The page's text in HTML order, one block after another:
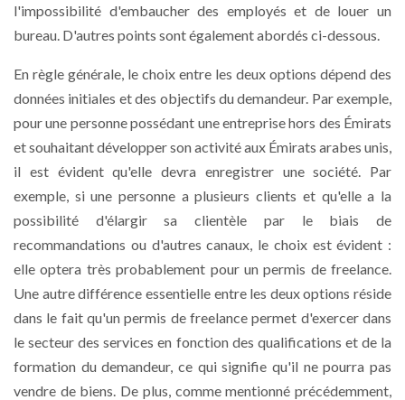
l'impossibilité d'embaucher des employés et de louer un
bureau. D'autres points sont également abordés ci-dessous.
En règle générale, le choix entre les deux options dépend des
données initiales et des objectifs du demandeur. Par exemple,
pour une personne possédant une entreprise hors des Émirats
et souhaitant développer son activité aux Émirats arabes unis,
il est évident qu'elle devra enregistrer une société. Par
exemple, si une personne a plusieurs clients et qu'elle a la
possibilité d'élargir sa clientèle par le biais de
recommandations ou d'autres canaux, le choix est évident :
elle optera très probablement pour un permis de freelance.
Une autre différence essentielle entre les deux options réside
dans le fait qu'un permis de freelance permet d'exercer dans
le secteur des services en fonction des qualifications et de la
formation du demandeur, ce qui signifie qu'il ne pourra pas
vendre de biens. De plus, comme mentionné précédemment,